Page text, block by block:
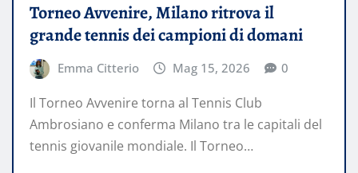
Torneo Avvenire, Milano ritrova il
grande tennis dei campioni di domani
Emma Citterio Mag 15, 2026 0
Il Torneo Avvenire torna al Tennis Club
Ambrosiano e conferma Milano tra le capitali del
tennis giovanile mondiale. Il Torneo…